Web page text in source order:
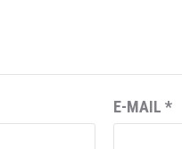
E-MAIL *